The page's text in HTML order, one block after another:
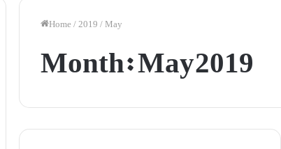
Home/2019/May
Month:May 2019